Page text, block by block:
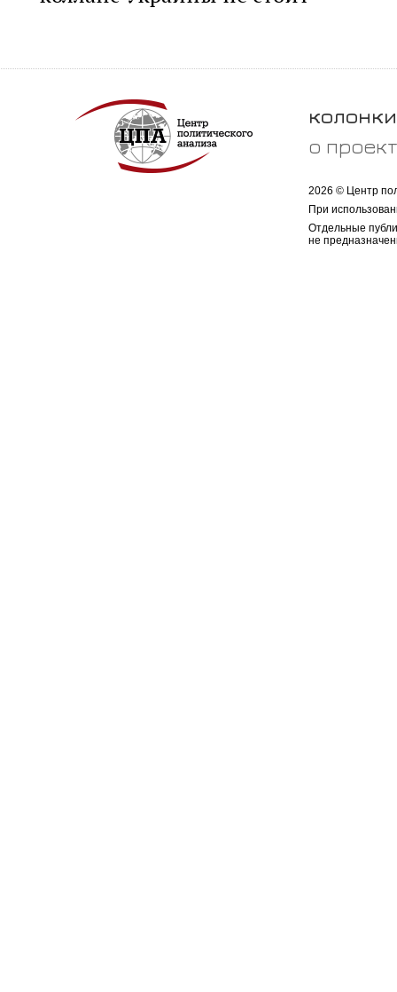
колонки
о
2026 © Центр
При
Отдельные
не